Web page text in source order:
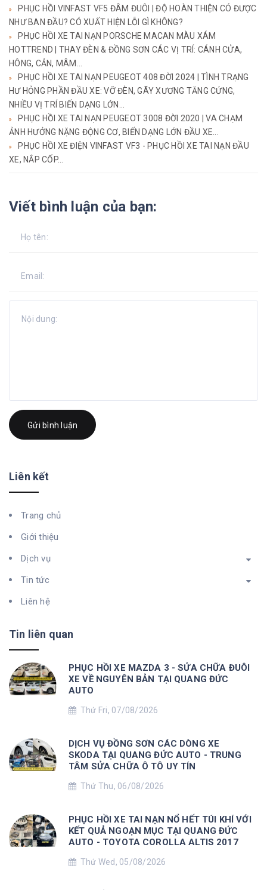
PHỤC HỒI VINFAST VF5 ĐÂM ĐUÔI | ĐỘ HOÀN THIỆN CÓ ĐƯỢC
NHƯ BAN ĐẦU? CÓ XUẤT HIỆN LỖI GÌ KHÔNG?
PHỤC HỒI XE TAI NẠN PORSCHE MACAN MÀU XÁM
HOTTREND | THAY ĐÈN & ĐỒNG SƠN CÁC VỊ TRÍ: CÁNH CỬA,
HÔNG, CẢN, MÂM...
PHỤC HỒI XE TAI NẠN PEUGEOT 408 ĐỜI 2024 | TÌNH TRẠNG
HƯ HỎNG PHẦN ĐẦU XE: VỠ ĐÈN, GÃY XƯƠNG TĂNG CỨNG,
NHIỀU VỊ TRÍ BIẾN DẠNG LỚN...
PHỤC HỒI XE TAI NẠN PEUGEOT 3008 ĐỜI 2020 | VA CHẠM
ẢNH HƯỞNG NẶNG ĐỘNG CƠ, BIẾN DẠNG LỚN ĐẦU XE...
PHỤC HỒI XE ĐIỆN VINFAST VF3 - PHỤC HỒI XE TAI NẠN ĐẦU
XE, NẮP CỐP...
Viết bình luận của bạn:
Gửi bình luận
Liên kết
Trang chủ
Giới thiệu
Dịch vụ
Tin tức
Liên hệ
Tin liên quan
PHỤC HỒI XE MAZDA 3 - SỬA CHỮA ĐUÔI
XE VỀ NGUYÊN BẢN TẠI QUANG ĐỨC
AUTO
Thứ Fri, 07/08/2026
DỊCH VỤ ĐỒNG SƠN CÁC DÒNG XE
SKODA TẠI QUANG ĐỨC AUTO - TRUNG
TÂM SỬA CHỮA Ô TÔ UY TÍN
Thứ Thu, 06/08/2026
PHỤC HỒI XE TAI NẠN NỔ HẾT TÚI KHÍ VỚI
KẾT QUẢ NGOẠN MỤC TẠI QUANG ĐỨC
AUTO - TOYOTA COROLLA ALTIS 2017
Thứ Wed, 05/08/2026